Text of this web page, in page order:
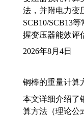
法，并附电力变
SCB10/SCB13
握变压器能效评
2026年8月4日
铜棒的重量计算
本文详细介绍了
算方法（理论公